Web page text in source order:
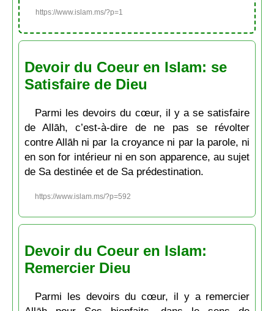
https://www.islam.ms/?p=1
Devoir du Coeur en Islam: se
Satisfaire de Dieu
Parmi les devoirs du cœur, il y a se satisfaire
de Allāh, c’est-à-dire de ne pas se révolter
contre Allāh ni par la croyance ni par la parole, ni
en son for intérieur ni en son apparence, au sujet
de Sa destinée et de Sa prédestination.
https://www.islam.ms/?p=592
Devoir du Coeur en Islam:
Remercier Dieu
Parmi les devoirs du cœur, il y a remercier